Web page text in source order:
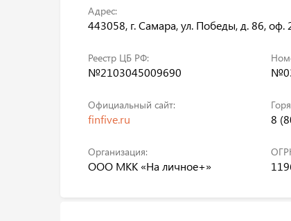
Адрес:
443058, г. Самара, ул. Победы, д. 86, оф.
Реестр ЦБ РФ:
№2103045009690
Официальный сайт:
finfive.ru 8
Организация:
ООО МКК «На личное+»